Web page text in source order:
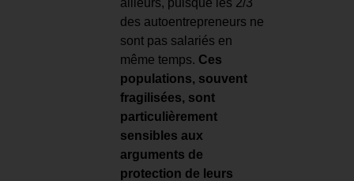
des autoentrepreneurs ne
sont pas salariés en
même temps. Ces
populations, souvent
fragilisées, sont
particulièrement
sensibles aux
arguments de
protection de leurs